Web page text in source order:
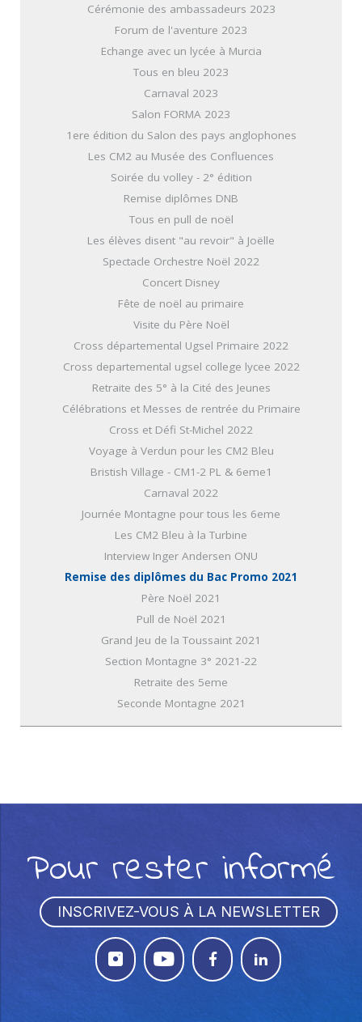
Cérémonie des ambassadeurs 2023
Forum de l'aventure 2023
Echange avec un lycée à Murcia
Tous en bleu 2023
Carnaval 2023
Salon FORMA 2023
1ere édition du Salon des pays anglophones
Les CM2 au Musée des Confluences
Soirée du volley - 2° édition
Remise diplômes DNB
Tous en pull de noël
Les élèves disent "au revoir" à Joëlle
Spectacle Orchestre Noël 2022
Concert Disney
Fête de noël au primaire
Visite du Père Noël
Cross départemental Ugsel Primaire 2022
Cross departemental ugsel college lycee 2022
Retraite des 5° à la Cité des Jeunes
Célébrations et Messes de rentrée du Primaire
Cross et Défi St-Michel 2022
Voyage à Verdun pour les CM2 Bleu
Bristish Village - CM1-2 PL & 6eme1
Carnaval 2022
Journée Montagne pour tous les 6eme
Les CM2 Bleu à la Turbine
Interview Inger Andersen ONU
Remise des diplômes du Bac Promo 2021
Père Noël 2021
Pull de Noël 2021
Grand Jeu de la Toussaint 2021
Section Montagne 3° 2021-22
Retraite des 5eme
Seconde Montagne 2021
Pour rester informé
INSCRIVEZ-VOUS À LA NEWSLETTER
   